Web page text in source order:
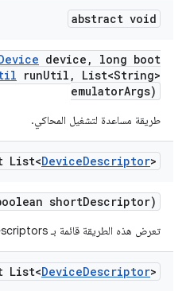
abstract void
device ,
long boot
runUtil ,
List<String>
emulatorArgs)
طريقة مساعدة لتشغيل المحاكي.
List<DeviceDescriptor>
shortDescriptor)
تعرض هذه الطريقة قائمة بـ DeviceDescriptors لجميع الأجهزة المعروفة
List<DeviceDescriptor>